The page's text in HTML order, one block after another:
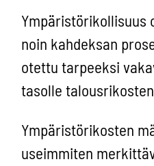
Ympäristörikollisuus
noin kahdeksan
otettu tarpeeksi
tasolle
Ympäristörikosten
useimmiten